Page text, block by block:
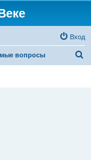
Вход
вопросы